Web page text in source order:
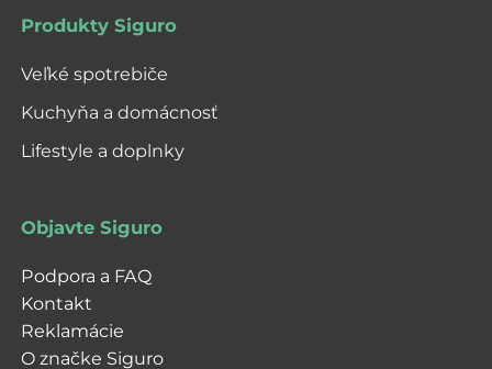
Produkty Siguro
Veľké spotrebiče
Kuchyňa a domácnosť
Lifestyle a doplnky
Objavte Siguro
Podpora a FAQ
Kontakt
Reklamácie
O značke Siguro